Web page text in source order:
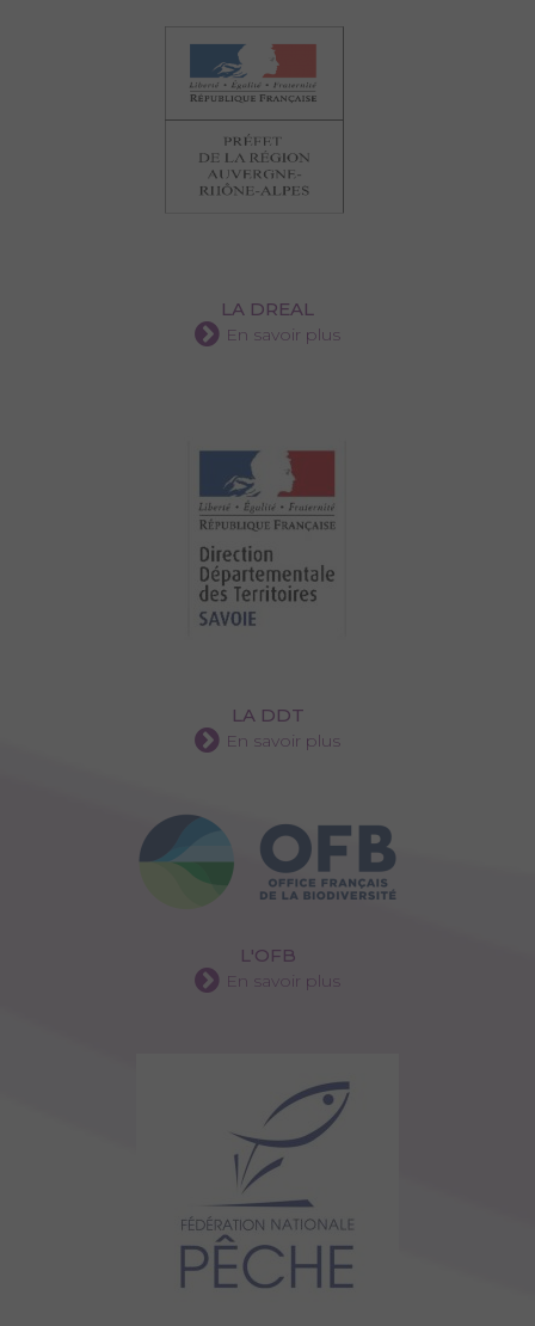
LA DREAL
En savoir plus
LA DDT
En savoir plus
L'OFB
En savoir plus